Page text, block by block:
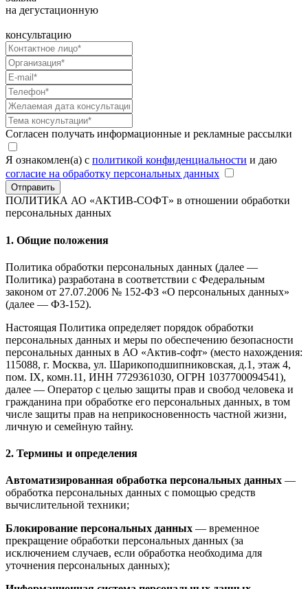
на дегустационную
консультацию
Согласен получать информационные и рекламные рассылки
Я ознакомлен(а) с политикой конфиденциальности и даю
согласие на обработку персональных данных
Отправить
ПОЛИТИКА АО «АКТИВ-СОФТ» в отношении обработки
персональных данных
1. Общие положения
Политика обработки персональных данных (далее —
Политика) разработана в соответствии с Федеральным
законом от 27.07.2006 № 152-ФЗ «О персональных данных»
(далее — ФЗ-152).
Настоящая Политика определяет порядок обработки
персональных данных и меры по обеспечению безопасности
персональных данных в АО «Актив-софт» (место нахождения:
115088, г. Москва, ул. Шарикоподшипниковская, д.1, этаж 4,
пом. IX, комн.11, ИНН 7729361030, ОГРН 1037700094541),
далее — Оператор с целью защиты прав и свобод человека и
гражданина при обработке его персональных данных, в том
числе защиты прав на неприкосновенность частной жизни,
личную и семейную тайну.
2. Термины и определения
Автоматизированная обработка персональных данных —
обработка персональных данных с помощью средств
вычислительной техники;
Блокирование персональных данных — временное
прекращение обработки персональных данных (за
исключением случаев, если обработка необходима для
уточнения персональных данных);